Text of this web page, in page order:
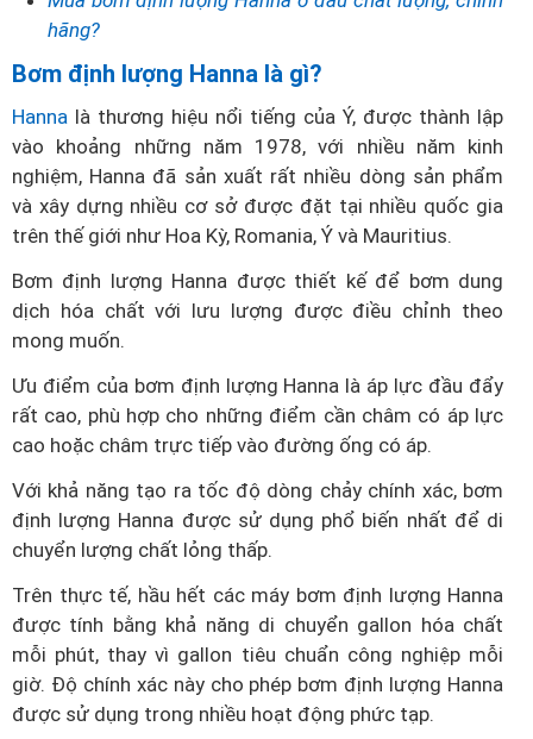
hãng?
Bơm định lượng Hanna là gì?
Hanna là thương hiệu nổi tiếng của Ý, được thành lập
vào khoảng những năm 1978, với nhiều năm kinh
nghiệm, Hanna đã sản xuất rất nhiều dòng sản phẩm
và xây dựng nhiều cơ sở được đặt tại nhiều quốc gia
trên thế giới như Hoa Kỳ, Romania, Ý và Mauritius.
Bơm định lượng Hanna được thiết kế để bơm dung
dịch hóa chất với lưu lượng được điều chỉnh theo
mong muốn.
Ưu điểm của bơm định lượng Hanna là áp lực đầu đẩy
rất cao, phù hợp cho những điểm cần châm có áp lực
cao hoặc châm trực tiếp vào đường ống có áp.
Với khả năng tạo ra tốc độ dòng chảy chính xác, bơm
định lượng Hanna được sử dụng phổ biến nhất để di
chuyển lượng chất lỏng thấp.
Trên thực tế, hầu hết các máy bơm định lượng Hanna
được tính bằng khả năng di chuyển gallon hóa chất
mỗi phút, thay vì gallon tiêu chuẩn công nghiệp mỗi
giờ. Độ chính xác này cho phép bơm định lượng Hanna
được sử dụng trong nhiều hoạt động phức tạp.